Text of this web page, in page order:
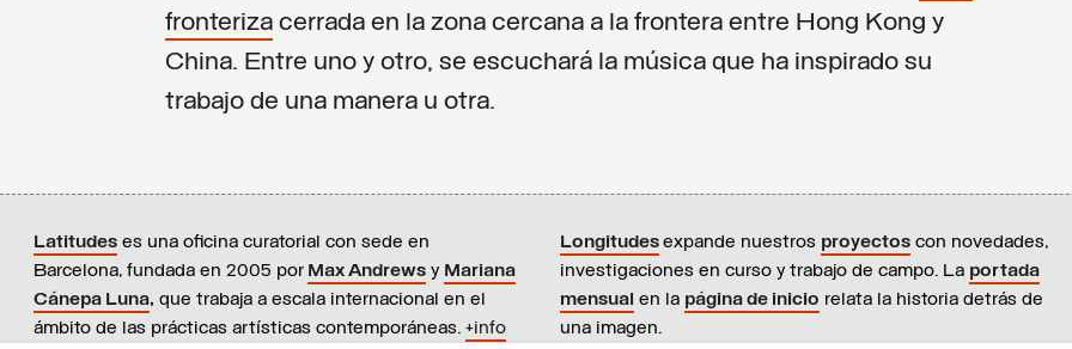
fronteriza cerrada en la zona cercana a la frontera entre Hong Kong y
China. Entre uno y otro, se escuchará la música que ha inspirado su
trabajo de una manera u otra.
Latitudes es una oficina curatorial con sede en
Barcelona, fundada en 2005 por Max Andrews y Mariana
Cánepa Luna, que trabaja a escala internacional en el
ámbito de las prácticas artísticas contemporáneas. +info
Longitudesexpande nuestros proyectos con novedades,
investigaciones en curso y trabajo de campo. La portada
mensual en la página de inicio relata la historia detrás de
una imagen.